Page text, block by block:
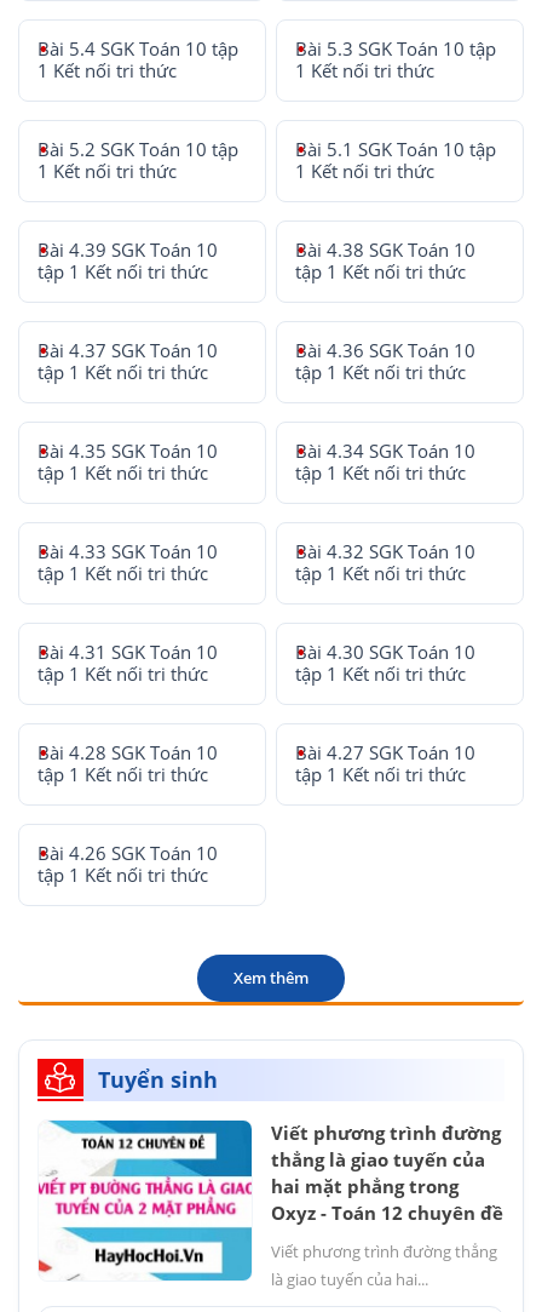
Bài 5.4 SGK Toán 10 tập
1 Kết nối tri thức
Bài 5.3 SGK Toán 10 tập
1 Kết nối tri thức
Bài 5.2 SGK Toán 10 tập
1 Kết nối tri thức
Bài 5.1 SGK Toán 10 tập
1 Kết nối tri thức
Bài 4.39 SGK Toán 10
tập 1 Kết nối tri thức
Bài 4.38 SGK Toán 10
tập 1 Kết nối tri thức
Bài 4.37 SGK Toán 10
tập 1 Kết nối tri thức
Bài 4.36 SGK Toán 10
tập 1 Kết nối tri thức
Bài 4.35 SGK Toán 10
tập 1 Kết nối tri thức
Bài 4.34 SGK Toán 10
tập 1 Kết nối tri thức
Bài 4.33 SGK Toán 10
tập 1 Kết nối tri thức
Bài 4.32 SGK Toán 10
tập 1 Kết nối tri thức
Bài 4.31 SGK Toán 10
tập 1 Kết nối tri thức
Bài 4.30 SGK Toán 10
tập 1 Kết nối tri thức
Bài 4.28 SGK Toán 10
tập 1 Kết nối tri thức
Bài 4.27 SGK Toán 10
tập 1 Kết nối tri thức
Bài 4.26 SGK Toán 10
tập 1 Kết nối tri thức
Xem thêm
Tuyển sinh
Viết phương trình đường
thẳng là giao tuyến của
hai mặt phẳng trong
Oxyz - Toán 12 chuyên đề
Viết phương trình đường thẳng
là giao tuyến của hai...